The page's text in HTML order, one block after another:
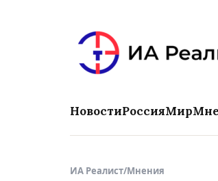
НовостиРоссияМир
ИА Реалист/Мнения